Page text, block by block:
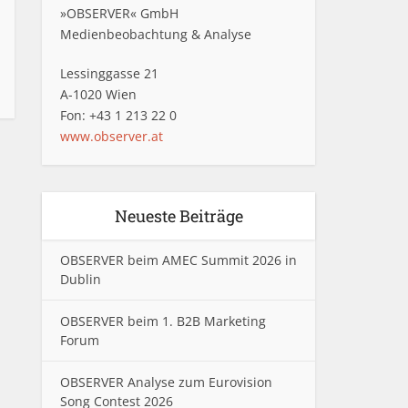
»OBSERVER« GmbH
Medienbeobachtung & Analyse
Lessinggasse 21
A-1020 Wien
Fon: +43 1 213 22 0
www.observer.at
Neueste Beiträge
OBSERVER beim AMEC Summit 2026 in
Dublin
OBSERVER beim 1. B2B Marketing
Forum
OBSERVER Analyse zum Eurovision
Song Contest 2026